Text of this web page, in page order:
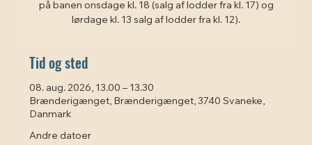
på banen onsdage kl. 18 (salg af lodder fra kl. 17) og
lørdage kl. 13 salg af lodder fra kl. 12).
Tid og sted
08. aug. 2026, 13.00 – 13.30
Brænderigænget, Brænderigænget, 3740 Svaneke,
Danmark
Andre datoer